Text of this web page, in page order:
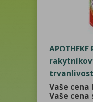
trvanlivost
Vaše cena
Vaše cena